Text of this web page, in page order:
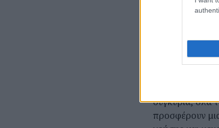
13 kWh/
πραγματικό
συγκυρία, όλα
προσφέρουν